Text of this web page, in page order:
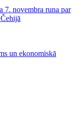
7. novembra runa par
un ekonomiskā